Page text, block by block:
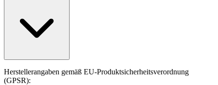
Herstellerangaben gemäß EU-Produktsicherheitsverordnung
(GPSR):